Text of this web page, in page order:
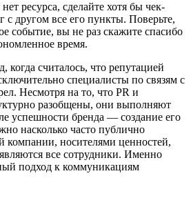
ресурса, сделайте хотя бы чек-
с другом все его пункты. Поверьте,
событие, вы не раз скажите спасибо
время.
когда считалось, что репутацией
специалисты по связям с
Несмотря на то, что PR и
разобщены, они выполняют
успешности бренда — создание его
насколько часто публично
компании, носителями ценностей,
все сотрудники. Именно
подход к коммуникациям